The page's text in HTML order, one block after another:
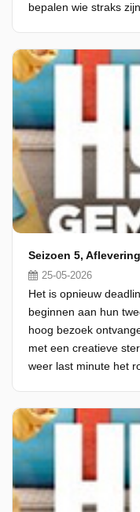
bepalen wie straks
Seizoen 5,
25-05-2026
Het is opnieuw
beginnen aan hun
hoog bezoek
met een creatieve
weer last minute het